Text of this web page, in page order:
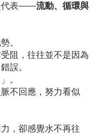
代表——流動、循環與
。
阻，往往並不是因為
誤。
。
不回應，努力看似
，卻感覺水不再往